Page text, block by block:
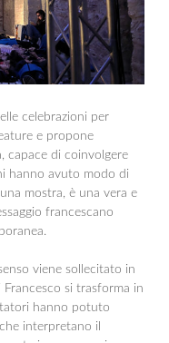
celebrazioni per
e propone
capace di coinvolgere
hanno avuto modo di
mostra, è una vera e
francescano
viene sollecitato in
si trasforma in
hanno potuto
interpretano il